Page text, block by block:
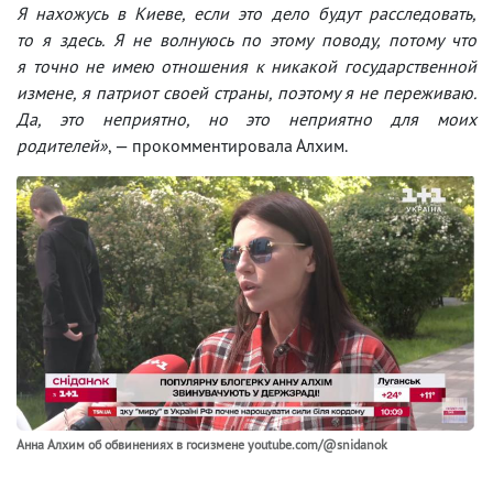
Я нахожусь в Киеве, если это дело будут расследовать,
то я здесь. Я не волнуюсь по этому поводу, потому что
я точно не имею отношения к никакой государственной
измене, я патриот своей страны, поэтому я не переживаю.
Да, это неприятно, но это неприятно для моих
родителей», — прокомментировала Алхим.
Анна Алхим об обвинениях в госизмене youtube.com/@snidanok